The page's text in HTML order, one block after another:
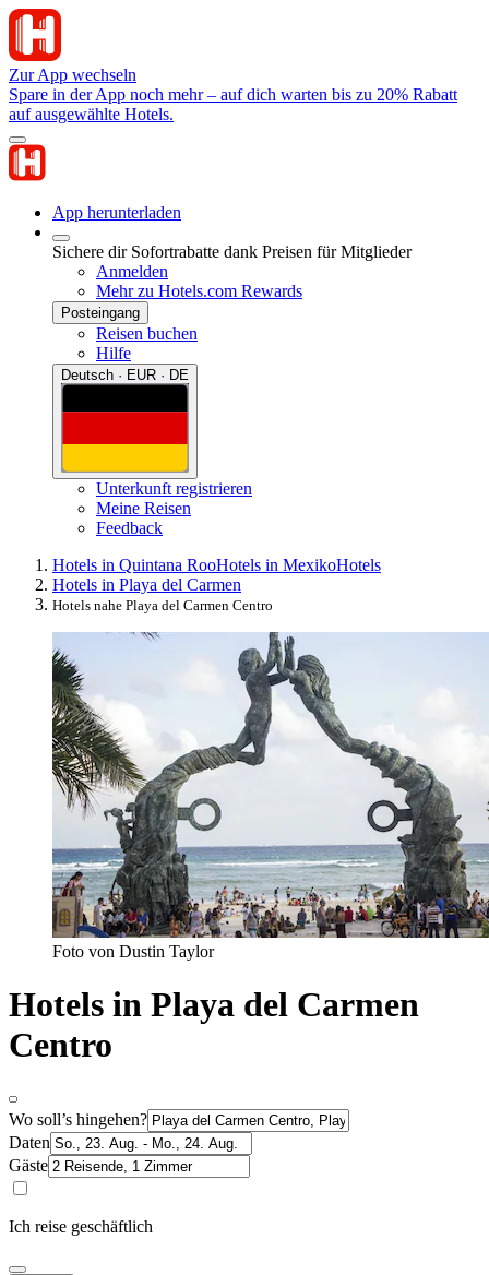
Zur App wechseln
Spare in der App noch mehr – auf dich warten bis zu 20% Rabatt
auf ausgewählte Hotels.
App herunterladen
Sichere dir Sofortrabatte dank Preisen für Mitglieder
Anmelden
Mehr zu Hotels.com Rewards
Posteingang
Reisen buchen
Hilfe
Deutsch · EUR · DE
Unterkunft registrieren
Meine Reisen
Feedback
Hotels in Quintana RooHotels in MexikoHotels
Hotels in Playa del Carmen
Hotels nahe Playa del Carmen Centro
Foto von Dustin Taylor
Hotels in Playa del Carmen
Centro
Wo soll’s hingehen?
Daten
Gäste
Ich reise geschäftlich